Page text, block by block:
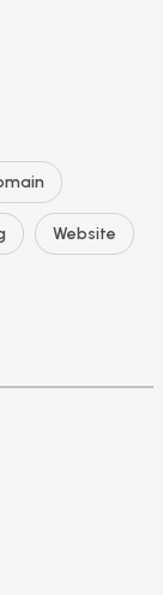
Website